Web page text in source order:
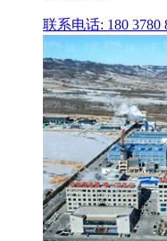
联系电话: 180 3780